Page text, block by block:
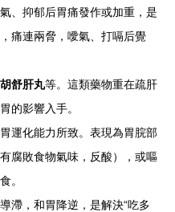
、抑郁后胃痛發作或加重，是
痛連兩脅，噯氣、打嗝后覺
舒肝丸等。這類藥物重在疏肝
的影響入手。
運化能力所致。表現為胃脘部
腐敗食物氣味，反酸），或嘔
。
滯，和胃降逆，是解決“吃多